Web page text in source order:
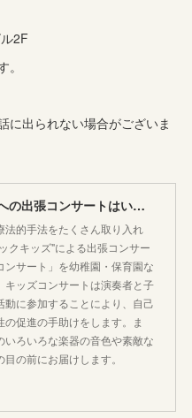
2F
に出られない場合がございま
幼稚園・保育園への出張コンサートはいかがですか♪
法的手法をたくさん取り入れ
クキッズ"による出張コンサー
ンサート」を幼稚園・保育園な
キッズコンサートは演奏者と子
動に参加することにより、自己
促進の手助けをします。ま
いろいろな楽器の音色や素敵な
の前にお届けします。